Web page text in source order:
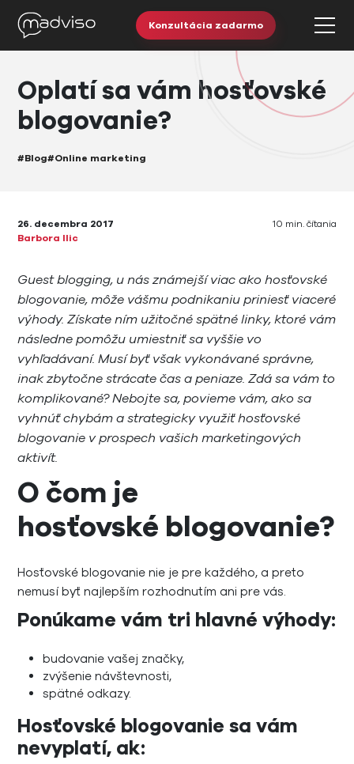
Konzultácia zadarmo
Oplatí sa vám hosťovské
blogovanie?
#Blog#Online marketing
26. decembra 2017
Barbora Ilic
10 min. čítania
Guest blogging, u nás známejší viac ako hosťovské
blogovanie, môže vášmu podnikaniu priniesť viaceré
výhody. Získate ním užitočné spätné linky, ktoré vám
následne pomôžu umiestniť sa vyššie vo
vyhľadávaní. Musí byť však vykonávané správne,
inak zbytočne strácate čas a peniaze. Zdá sa vám to
komplikované? Nebojte sa, povieme vám, ako sa
vyhnúť chybám a strategicky využiť hosťovské
blogovanie v prospech vašich marketingových
aktivít.
O čom je
hosťovské blogovanie?
Hosťovské blogovanie nie je pre každého, a preto
nemusí byť najlepším rozhodnutím ani pre vás.
Ponúkame vám tri hlavné výhody:
budovanie vašej značky,
zvýšenie návštevnosti,
spätné odkazy.
Hosťovské blogovanie sa vám
nevyplatí, ak: